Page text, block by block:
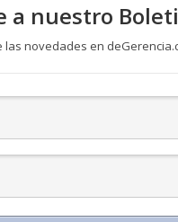
vez que comente.
de tus comentarios
a nuestro
las novedades en